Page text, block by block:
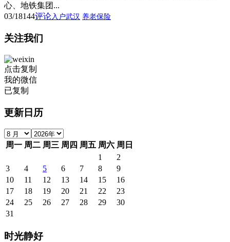
心、地铁集团...
03/18144评论入户武汉 养老保险
关注我们
点击复制
我的微信
已复制
更新日历
周一 周二 周三 周四 周五 周六 周日
1
2
3
4 5 6 7 8
9
10
11 12 13 14 15
16
17
18 19 20 21 22
23
24
25 26 27 28 29
30
31
时光静好